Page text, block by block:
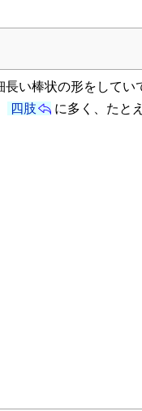
い棒状の形をして
四肢 に多く、たと